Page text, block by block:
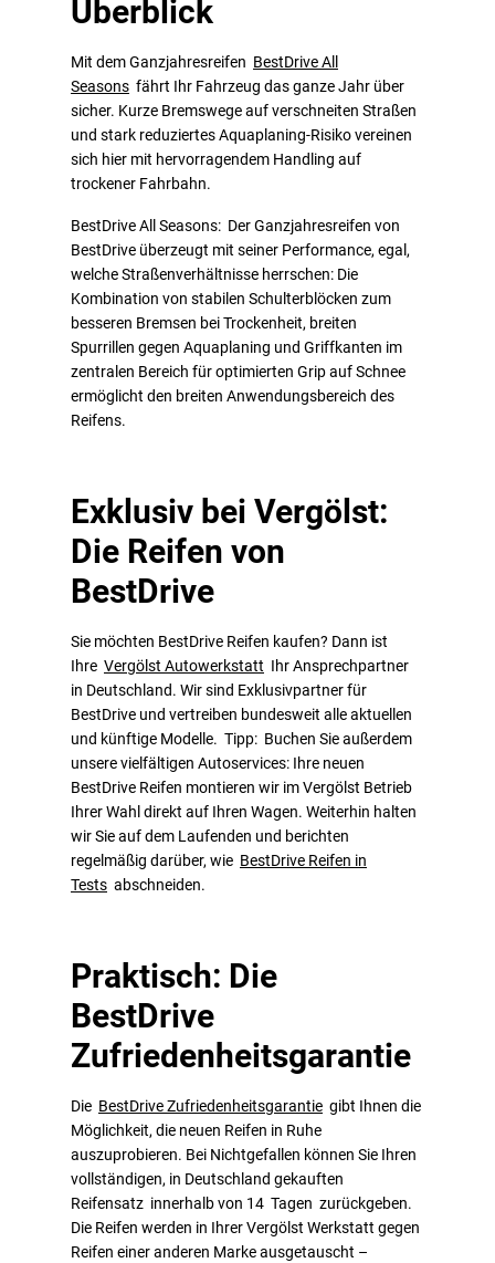
Überblick
Mit dem Ganzjahresreifen BestDrive All
Seasons fährt Ihr Fahrzeug das ganze Jahr über
sicher. Kurze Bremswege auf verschneiten Straßen
und stark reduziertes Aquaplaning-Risiko vereinen
sich hier mit hervorragendem Handling auf
trockener Fahrbahn.
BestDrive All Seasons: Der Ganzjahresreifen von
BestDrive überzeugt mit seiner Performance, egal,
welche Straßenverhältnisse herrschen: Die
Kombination von stabilen Schulterblöcken zum
besseren Bremsen bei Trockenheit, breiten
Spurrillen gegen Aquaplaning und Griffkanten im
zentralen Bereich für optimierten Grip auf Schnee
ermöglicht den breiten Anwendungsbereich des
Reifens.
Exklusiv bei Vergölst:
Die Reifen von
BestDrive
Sie möchten BestDrive Reifen kaufen? Dann ist
Ihre Vergölst Autowerkstatt Ihr Ansprechpartner
in Deutschland. Wir sind Exklusivpartner für
BestDrive und vertreiben bundesweit alle aktuellen
und künftige Modelle. Tipp: Buchen Sie außerdem
unsere vielfältigen Autoservices: Ihre neuen
BestDrive Reifen montieren wir im Vergölst Betrieb
Ihrer Wahl direkt auf Ihren Wagen. Weiterhin halten
wir Sie auf dem Laufenden und berichten
regelmäßig darüber, wie BestDrive Reifen in
Tests abschneiden.
Praktisch: Die
BestDrive
Zufriedenheitsgarantie
Die BestDrive Zufriedenheitsgarantie gibt Ihnen die
Möglichkeit, die neuen Reifen in Ruhe
auszuprobieren. Bei Nichtgefallen können Sie Ihren
vollständigen, in Deutschland gekauften
Reifensatz innerhalb von 14 Tagen zurückgeben.
Die Reifen werden in Ihrer Vergölst Werkstatt gegen
Reifen einer anderen Marke ausgetauscht –